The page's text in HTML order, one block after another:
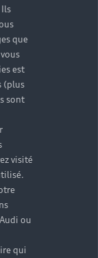
que
est
(plus
sont
visité
ou
qui